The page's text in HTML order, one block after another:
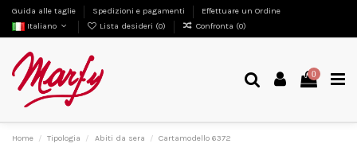
Guida alle taglie Spedizioni e pagamenti
Effettuare un Ordine
Italiano
Lista desideri (0) Confronta (0)
0
Home Tipologia Abiti da sera Cartamodello 6372